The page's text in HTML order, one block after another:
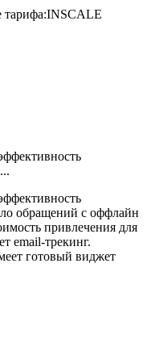
тарифа:INSCALE
обращений с оффлайн
привлечения для
email-трекинг.
готовый виджет